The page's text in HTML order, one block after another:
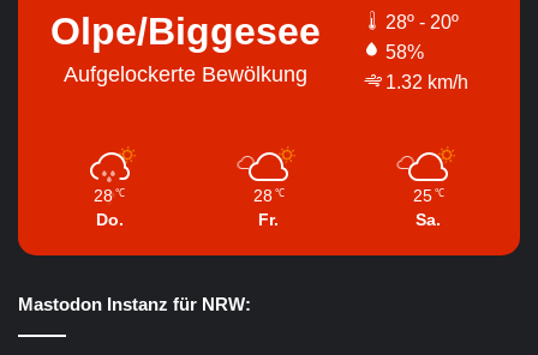
Olpe/Biggesee
Aufgelockerte Bewölkung
28º - 20º
58%
1.32 km/h
28 ℃
Do.
28 ℃
Fr.
25 ℃
Sa.
Mastodon Instanz für NRW: